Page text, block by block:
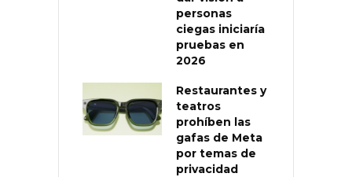
personas
ciegas iniciaría
pruebas en
2026
Restaurantes y
teatros
prohíben las
gafas de Meta
por temas de
privacidad